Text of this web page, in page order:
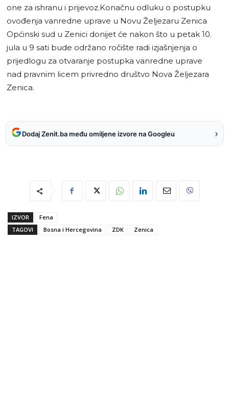
one za ishranu i prijevoz.Konačnu odluku o postupku
ovođenja vanredne uprave u Novu Željezaru Zenica
Općinski sud u Zenici donijet će nakon što u petak 10.
jula u 9 sati bude održano ročište radi izjašnjenja o
prijedlogu za otvaranje postupka vanredne uprave
nad pravnim licem privredno društvo Nova Željezara
Zenica.
Dodaj Zenit.ba među omiljene izvore na Googleu ›
IZVOR
Fena
TAGOVI
Bosna i Hercegovina ZDK Zenica